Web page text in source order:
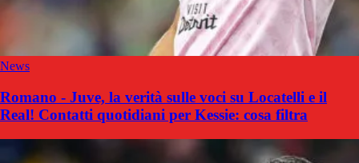
News
Romano - Juve, la verità sulle voci su Locatelli e il
Real! Contatti quotidiani per Kessie: cosa filtra